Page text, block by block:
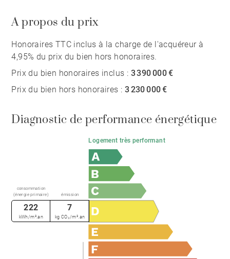
A propos du prix
Honoraires TTC inclus à la charge de l'acquéreur à
4,95% du prix du bien hors honoraires.
Prix du bien honoraires inclus : 3 390 000 €
Prix du bien hors honoraires : 3 230 000 €
Diagnostic de performance énergétique
Logement très performant
consommation
(énergie primaire)
émission
222
kWh/m².an
7
kg CO₂/m².an